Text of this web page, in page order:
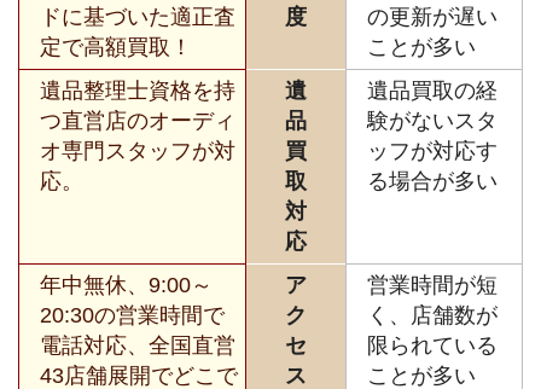
ドに基づいた適正査
定で高額買取！
度
の更新が遅い
ことが多い
遺品整理士資格を持
つ直営店のオーディ
オ専門スタッフが対
応。
遺
品
買
取
対
応
遺品買取の経
験がないスタ
ッフが対応す
る場合が多い
年中無休、9:00～
20:30の営業時間で
電話対応、全国直営
43店舗展開でどこで
ア
ク
セ
ス
営業時間が短
く、店舗数が
限られている
ことが多い